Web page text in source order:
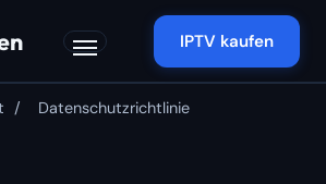
IPTV kaufen
/ Datenschutzrichtlinie